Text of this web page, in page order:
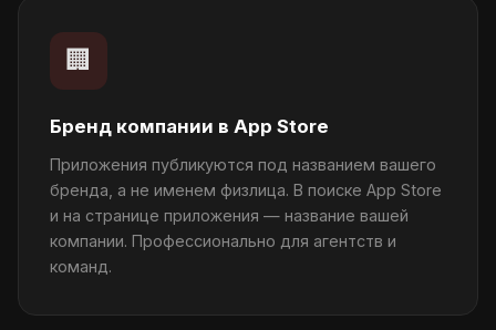
🏢
Бренд компании в App Store
Приложения публикуются под названием вашего
бренда, а не именем физлица. В поиске App Store
и на странице приложения — название вашей
компании. Профессионально для агентств и
команд.